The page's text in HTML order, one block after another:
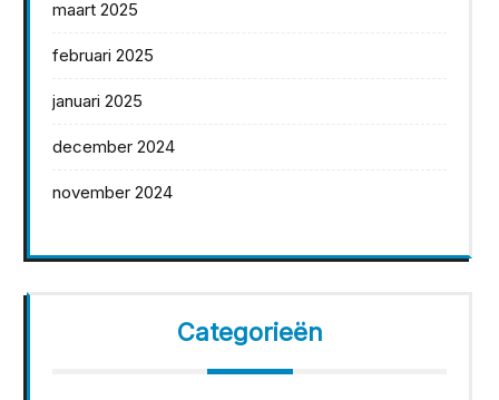
maart 2025
februari 2025
januari 2025
december 2024
november 2024
Categorieën